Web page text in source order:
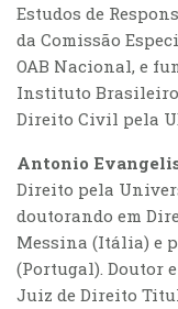
Estudos de
da Comissão
OAB Nacional, e
Instituto
Direito Civil pela
Antonio
Direito pela
doutorando em
Messina (Itália) e
(Portugal). Doutor
Juiz de Direito